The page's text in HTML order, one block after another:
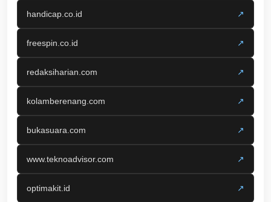
handicap.co.id ↗
freespin.co.id ↗
redaksiharian.com ↗
kolamberenang.com ↗
bukasuara.com ↗
www.teknoadvisor.com ↗
optimakit.id ↗